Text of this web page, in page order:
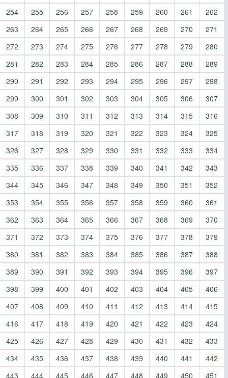
254
255 256 257 258 259 260 261
262
263
264 265 266 267 268 269 270
271
272
273 274 275 276 277 278 279
280
281
282 283 284 285 286 287 288
289
290
291 292 293 294 295 296 297
298
299
300 301 302 303 304 305 306
307
308
309 310 311 312 313 314 315
316
317
318 319 320 321 322 323 324
325
326
327 328 329 330 331 332 333
334
335
336 337 338 339 340 341 342
343
344
345 346 347 348 349 350 351
352
353
354 355 356 357 358 359 360
361
362
363 364 365 366 367 368 369
370
371
372 373 374 375 376 377 378
379
380
381 382 383 384 385 386 387
388
389
390 391 392 393 394 395 396
397
398
399 400 401 402 403 404 405
406
407
408 409 410 411 412 413 414
415
416
417 418 419 420 421 422 423
424
425
426 427 428 429 430 431 432
433
434
435 436 437 438 439 440 441
442
443
444 445 446 447 448 449 450 451